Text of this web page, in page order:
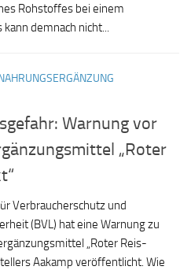
Rohstoffes bei einem
demnach nicht...
Warnung vor
„Roter
Verbraucherschutz und
(BVL) hat eine Warnung zu
„Roter Reis-
Aakamp veröffentlicht. Wie